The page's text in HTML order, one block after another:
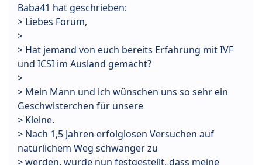
Baba41 hat geschrieben:
> Liebes Forum,
>
> Hat jemand von euch bereits Erfahrung mit IVF
und ICSI im Ausland gemacht?
>
> Mein Mann und ich wünschen uns so sehr ein
Geschwisterchen für unsere
> Kleine.
> Nach 1,5 Jahren erfolglosen Versuchen auf
natürlichem Weg schwanger zu
> werden, wurde nun festgestellt, dass meine